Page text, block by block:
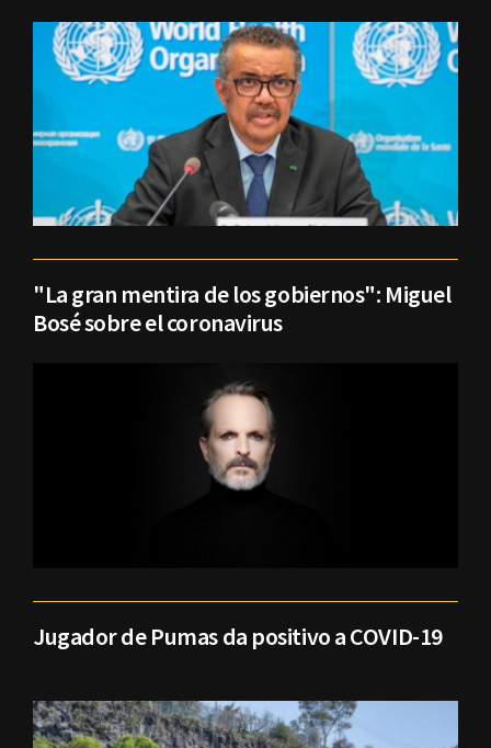
"La gran mentira de los gobiernos": Miguel
Bosé sobre el coronavirus
Jugador de Pumas da positivo a COVID-19